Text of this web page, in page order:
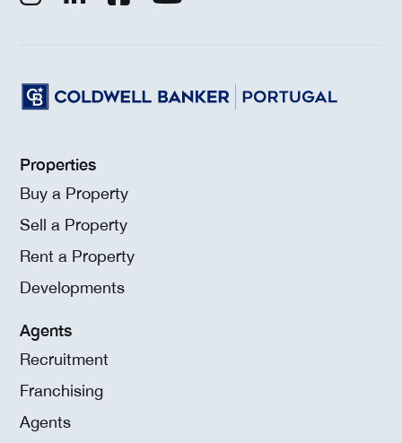
Properties
Buy a Property
Sell a Property
Rent a Property
Developments
Agents
Recruitment
Franchising
Agents